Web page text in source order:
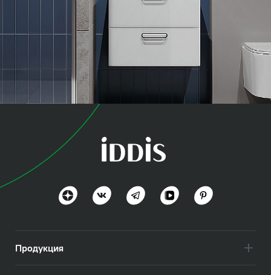
Оптима Хоум (Optima
Польза и функциональность
Продукция